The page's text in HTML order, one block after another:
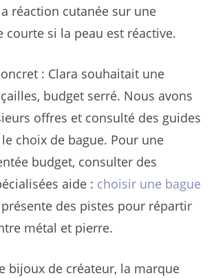
réaction cutanée sur une
courte si la peau est réactive.
: Clara souhaitait une
budget serré. Nous avons
offres et consulté des guides
choix de bague. Pour une
budget, consulter des
aide : choisir une bague
présente des pistes pour répartir
métal et pierre.
bijoux de créateur, la marque